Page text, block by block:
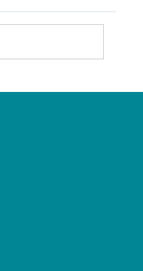
注意】今、話題の「シク